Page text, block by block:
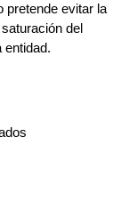
pretende evitar la
del
entidad.